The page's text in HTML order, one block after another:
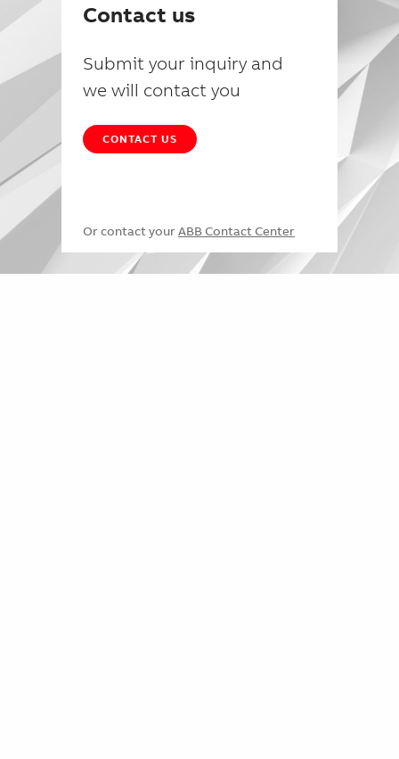
Contact us
Submit your inquiry and
we will contact you
CONTACT US
Or contact your ABB Contact Center